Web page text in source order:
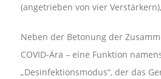
(angetrieben von vier
Neben der Betonung der
COVID-Ära – eine Funktion
„Desinfektionsmodus“, der das